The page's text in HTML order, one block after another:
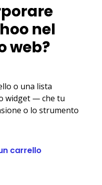
nel
web?
o una lista
widget — che tu
o lo strumento
carrello